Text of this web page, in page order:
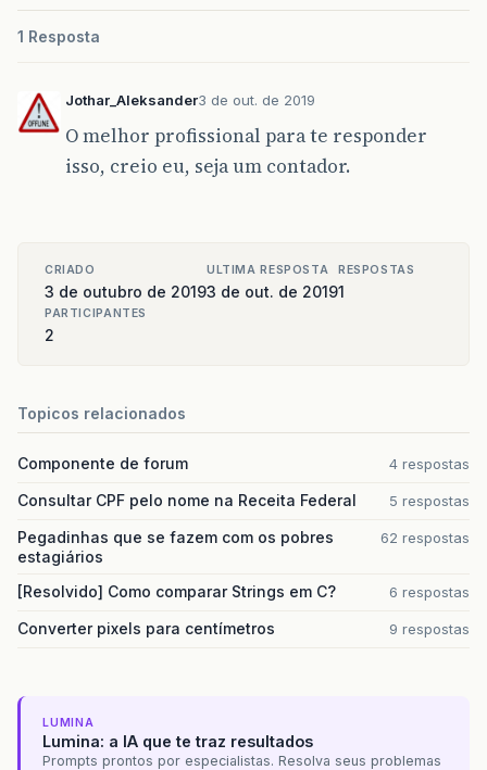
1 Resposta
Jothar_Aleksander3 de out. de 2019
O melhor profissional para te responder
isso, creio eu, seja um contador.
CRIADO
3 de outubro de 2019
ULTIMA RESPOSTA
3 de out. de 2019
RESPOSTAS
1
PARTICIPANTES
2
Topicos relacionados
Componente de forum 4 respostas
Consultar CPF pelo nome na Receita Federal 5 respostas
Pegadinhas que se fazem com os pobres
estagiários
62 respostas
[Resolvido] Como comparar Strings em C? 6 respostas
Converter pixels para centímetros 9 respostas
LUMINA
Lumina: a IA que te traz resultados
Prompts prontos por especialistas. Resolva seus problemas